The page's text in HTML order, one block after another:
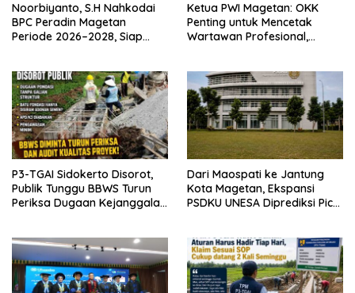
Noorbiyanto, S.H Nahkodai
BPC Peradin Magetan
Periode 2026–2028, Siap
Ketua PWI Magetan: OKK
Penting untuk Mencetak
Wartawan Profesional,
P3-TGAI Sidokerto Disorot,
Publik Tunggu BBWS Turun
Periksa Dugaan Kejanggalan
Dari Maospati ke Jantung
Kota Magetan, Ekspansi
PSDKU UNESA Diprediksi Picu